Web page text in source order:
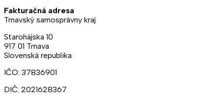
Fakturačná adresa
Trnavský samosprávny kraj
Starohájska 10
917 01 Trnava
Slovenská republika
IČO: 37836901
DIČ: 2021628367